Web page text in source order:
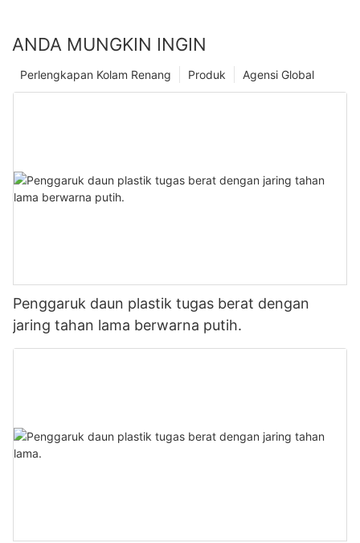
ANDA MUNGKIN INGIN
Agensi Global
Produk
Perlengkapan Kolam Renang
Penggaruk daun plastik tugas berat dengan
jaring tahan lama berwarna putih.